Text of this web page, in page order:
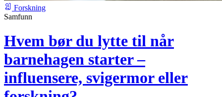
Forskning
Samfunn
Hvem bør du lytte til når
barnehagen starter –
influensere, svigermor eller